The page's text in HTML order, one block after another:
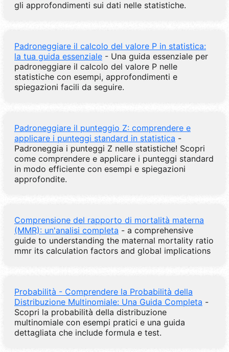
gli approfondimenti sui dati nelle statistiche.
Padroneggiare il calcolo del valore P in statistica:
la tua guida essenziale - Una guida essenziale per
padroneggiare il calcolo del valore P nelle
statistiche con esempi, approfondimenti e
spiegazioni facili da seguire.
Padroneggiare il punteggio Z: comprendere e
applicare i punteggi standard in statistica -
Padroneggia i punteggi Z nelle statistiche! Scopri
come comprendere e applicare i punteggi standard
in modo efficiente con esempi e spiegazioni
approfondite.
Comprensione del rapporto di mortalità materna
(MMR): un'analisi completa - a comprehensive
guide to understanding the maternal mortality ratio
mmr its calculation factors and global implications
Probabilità - Comprendere la Probabilità della
Distribuzione Multinomiale: Una Guida Completa -
Scopri la probabilità della distribuzione
multinomiale con esempi pratici e una guida
dettagliata che include formula e test.